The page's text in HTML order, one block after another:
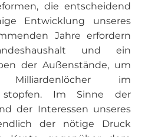
die entscheidend
Entwicklung unseres
Jahre erfordern
und ein
der Außenstände, um
im
stopfen. Im Sinne der
der Interessen unseres
der nötige Druck